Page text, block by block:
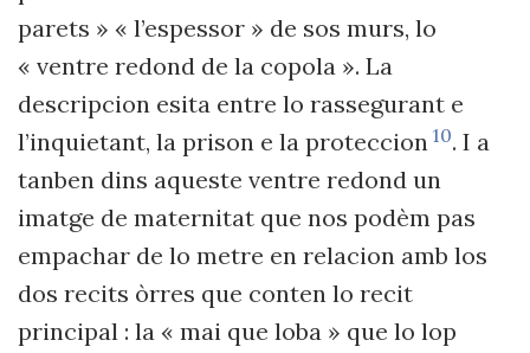
parets » « l’espessor » de sos murs, lo
« ventre redond de la copola ». La
descripcion esita entre lo rassegurant e
l’inquietant, la prison e la proteccion 10. I a
tanben dins aqueste ventre redond un
imatge de maternitat que nos podèm pas
empachar de lo metre en relacion amb los
dos recits òrres que conten lo recit
principal : la « mai que loba » que lo lop